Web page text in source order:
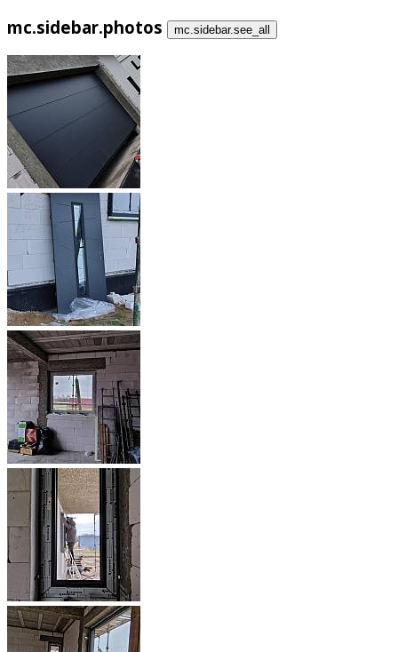
mc.sidebar.photos mc.sidebar.see_all